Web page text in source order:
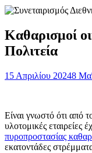
Καθαρισμοί
Πολιτεία
15 Απριλίου 20248
Είναι γνωστό ότι από
υλοτομικές εταιρείες
πυροπροστασίας
εκατοντάδες